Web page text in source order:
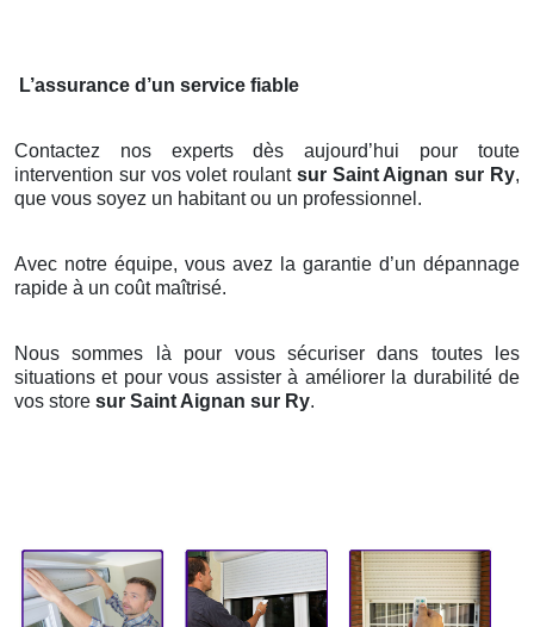
L’assurance d’un service fiable
Contactez nos experts dès aujourd’hui pour toute
intervention sur vos volet roulant sur Saint Aignan sur Ry,
que vous soyez un habitant ou un professionnel.
Avec notre équipe, vous avez la garantie d’un dépannage
rapide à un coût maîtrisé.
Nous sommes là pour vous sécuriser dans toutes les
situations et pour vous assister à améliorer la durabilité de
vos store sur Saint Aignan sur Ry.